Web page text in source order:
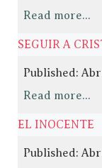
Read more...
SEGUIR A
Published:
Read more...
EL INOCENTE
Published: